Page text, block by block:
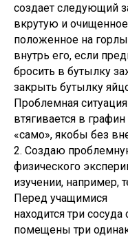
создает следующий
вкрутую и
положенное на
внутрь его, если
бросить в бутылку
закрыть бутылку
Проблемная
втягивается в графин
«само», якобы без
2. Создаю
физического
изучении, например,
Перед учащимися
находится три
помещены три